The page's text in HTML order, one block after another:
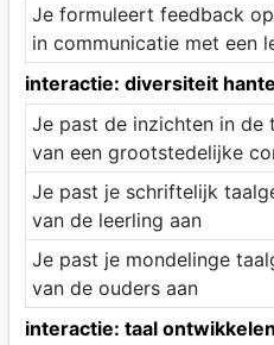
Je formuleert feedback
in communicatie met een
interactie: diversiteit
Je past de inzichten in de
van een grootstedelijke
Je past je schriftelijk
van de leerling aan
Je past je mondelinge
van de ouders aan
interactie: taal ontwikkelen